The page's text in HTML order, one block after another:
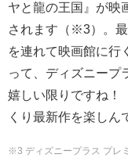
ヤと龍の王国』が映
されます（※3）。
を連れて映画館に
って、ディズニープ
嬉しい限りですね
くり最新作を楽しん
※3 ディズニープラス プレ